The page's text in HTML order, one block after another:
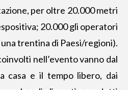
, per oltre 20.000 metri
20.000 gli operatori
trentina di Paesi/regioni).
nell’evento vanno dal
casa e il tempo libero, dai